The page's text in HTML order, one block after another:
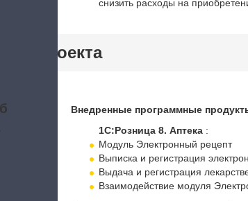
снизить расходы на
проекта
Внедренные программные
1С:Розница 8. Аптека:
Модуль Электронный рецепт
Выписка и регистрация
Выдача и регистрация
Взаимодействие модуля